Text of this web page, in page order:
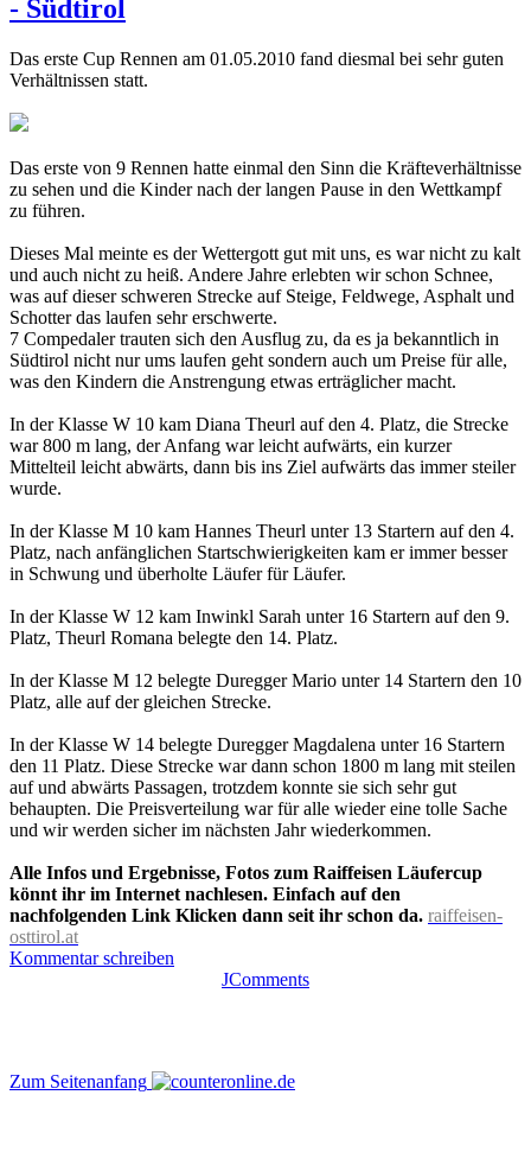
- Südtirol
Das erste Cup Rennen am 01.05.2010 fand diesmal bei sehr guten
Verhältnissen statt.
Das erste von 9 Rennen hatte einmal den Sinn die Kräfteverhältnisse
zu sehen und die Kinder nach der langen Pause in den Wettkampf
zu führen.
Dieses Mal meinte es der Wettergott gut mit uns, es war nicht zu kalt
und auch nicht zu heiß. Andere Jahre erlebten wir schon Schnee,
was auf dieser schweren Strecke auf Steige, Feldwege, Asphalt und
Schotter das laufen sehr erschwerte.
7 Compedaler trauten sich den Ausflug zu, da es ja bekanntlich in
Südtirol nicht nur ums laufen geht sondern auch um Preise für alle,
was den Kindern die Anstrengung etwas erträglicher macht.
In der Klasse W 10 kam Diana Theurl auf den 4. Platz, die Strecke
war 800 m lang, der Anfang war leicht aufwärts, ein kurzer
Mittelteil leicht abwärts, dann bis ins Ziel aufwärts das immer steiler
wurde.
In der Klasse M 10 kam Hannes Theurl unter 13 Startern auf den 4.
Platz, nach anfänglichen Startschwierigkeiten kam er immer besser
in Schwung und überholte Läufer für Läufer.
In der Klasse W 12 kam Inwinkl Sarah unter 16 Startern auf den 9.
Platz, Theurl Romana belegte den 14. Platz.
In der Klasse M 12 belegte Duregger Mario unter 14 Startern den 10
Platz, alle auf der gleichen Strecke.
In der Klasse W 14 belegte Duregger Magdalena unter 16 Startern
den 11 Platz. Diese Strecke war dann schon 1800 m lang mit steilen
auf und abwärts Passagen, trotzdem konnte sie sich sehr gut
behaupten. Die Preisverteilung war für alle wieder eine tolle Sache
und wir werden sicher im nächsten Jahr wiederkommen.
Alle Infos und Ergebnisse, Fotos zum Raiffeisen Läufercup
könnt ihr im Internet nachlesen. Einfach auf den
nachfolgenden Link Klicken dann seit ihr schon da. raiffeisen-
osttirol.at
Kommentar schreiben
JComments
Zum Seitenanfang